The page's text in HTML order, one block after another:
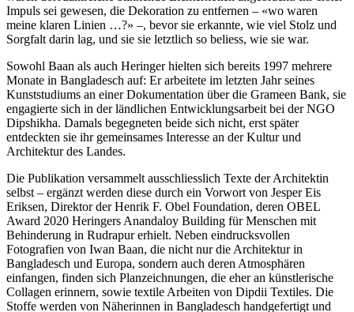
Impuls sei gewesen, die Dekoration zu entfernen – «wo waren
meine klaren Linien …?» –, bevor sie erkannte, wie viel Stolz und
Sorgfalt darin lag, und sie sie letztlich so beliess, wie sie war.
Sowohl Baan als auch Heringer hielten sich bereits 1997 mehrere
Monate in Bangladesch auf: Er arbeitete im letzten Jahr seines
Kunststudiums an einer Dokumentation über die Grameen Bank, sie
engagierte sich in der ländlichen Entwicklungsarbeit bei der NGO
Dipshikha. Damals begegneten beide sich nicht, erst später
entdeckten sie ihr gemeinsames Interesse an der Kultur und
Architektur des Landes.
Die Publikation versammelt ausschliesslich Texte der Architektin
selbst – ergänzt werden diese durch ein Vorwort von Jesper Eis
Eriksen, Direktor der Henrik F. Obel Foundation, deren OBEL
Award 2020 Heringers Anandaloy Building für Menschen mit
Behinderung in Rudrapur erhielt. Neben eindrucksvollen
Fotografien von Iwan Baan, die nicht nur die Architektur in
Bangladesch und Europa, sondern auch deren Atmosphären
einfangen, finden sich Planzeichnungen, die eher an künstlerische
Collagen erinnern, sowie textile Arbeiten von Dipdii Textiles. Die
Stoffe werden von Näherinnen in Bangladesch handgefertigt und